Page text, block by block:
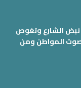
نبض الشارع وتغوص
المواطن ومن